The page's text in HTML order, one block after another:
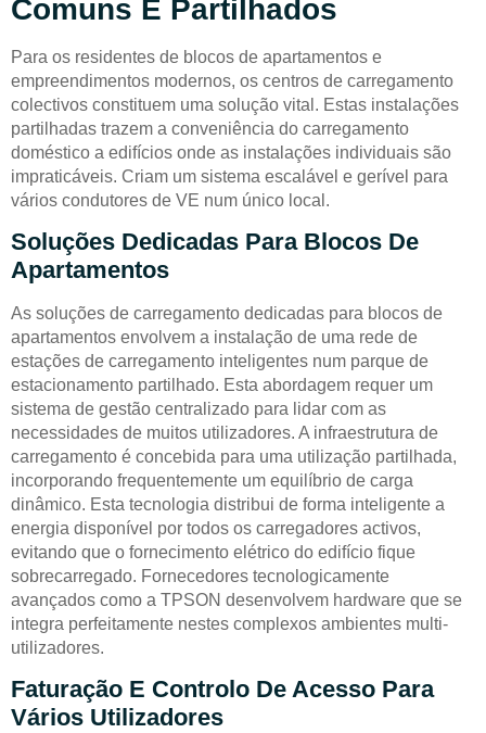
Comuns E Partilhados
Para os residentes de blocos de apartamentos e
empreendimentos modernos, os centros de carregamento
colectivos constituem uma solução vital. Estas instalações
partilhadas trazem a conveniência do carregamento
doméstico a edifícios onde as instalações individuais são
impraticáveis. Criam um sistema escalável e gerível para
vários condutores de VE num único local.
Soluções Dedicadas Para Blocos De
Apartamentos
As soluções de carregamento dedicadas para blocos de
apartamentos envolvem a instalação de uma rede de
estações de carregamento inteligentes num parque de
estacionamento partilhado. Esta abordagem requer um
sistema de gestão centralizado para lidar com as
necessidades de muitos utilizadores. A infraestrutura de
carregamento é concebida para uma utilização partilhada,
incorporando frequentemente um equilíbrio de carga
dinâmico. Esta tecnologia distribui de forma inteligente a
energia disponível por todos os carregadores activos,
evitando que o fornecimento elétrico do edifício fique
sobrecarregado. Fornecedores tecnologicamente
avançados como a TPSON desenvolvem hardware que se
integra perfeitamente nestes complexos ambientes multi-
utilizadores.
Faturação E Controlo De Acesso Para
Vários Utilizadores